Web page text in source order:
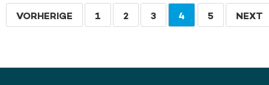
Seitennummerierung
VORHERIGE
VORHERIGE SEITE
1 SEITE
2 SEITE
3
AKTUELLE
4 SEITE
5 NEXT